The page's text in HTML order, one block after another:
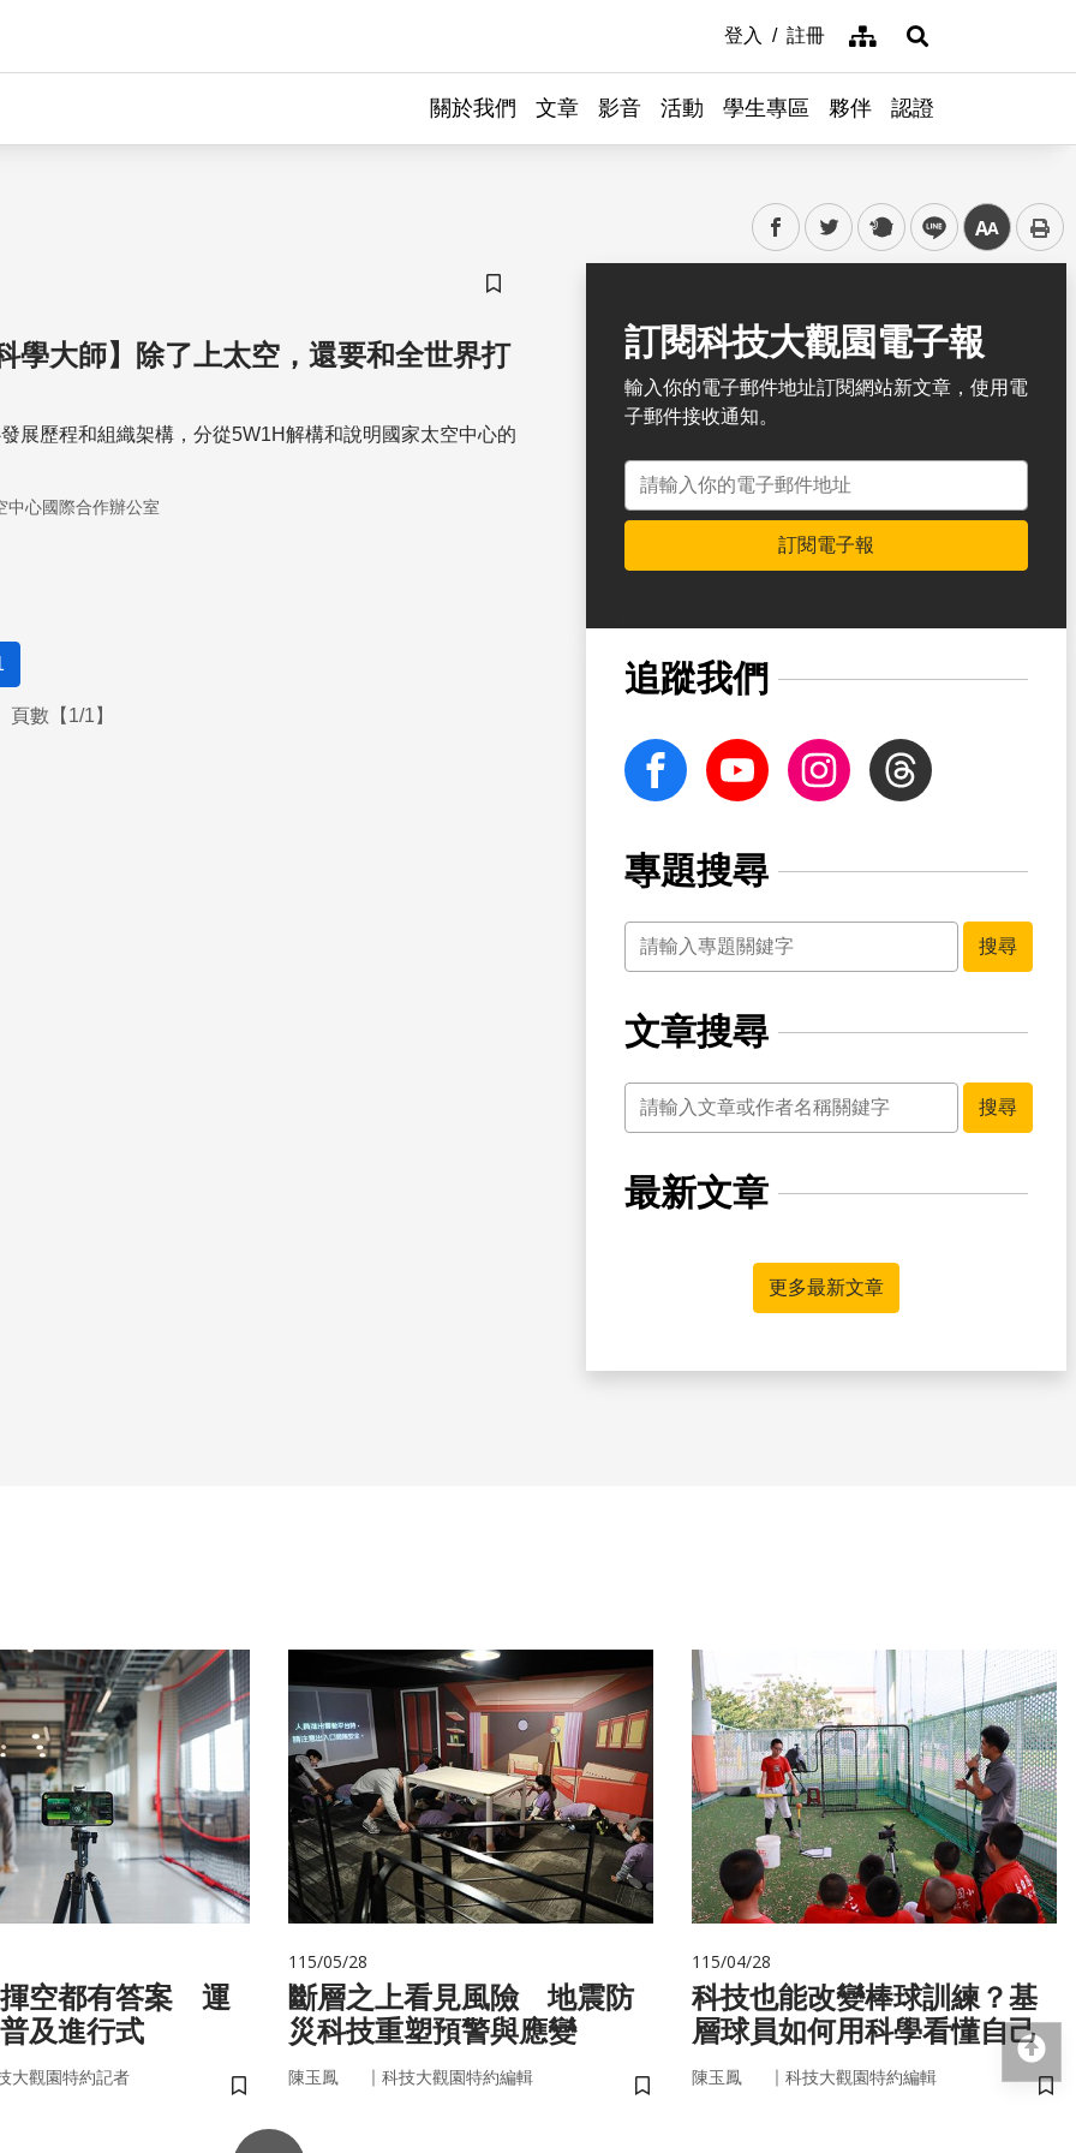
登入 註冊 網站導覽展開搜尋
關於我們 文章 影音 活動 學生專區 夥伴 認證
facebooktwitter plurk line 中
儲存書籤
學大師】除了上太空，還要和全世界打
展歷程和組織架構，分從5W1H解構和說明國家太空中心的
中心國際合作辦公室
數【1/1】
訂閱科技大觀園電子報
輸入你的電子郵件地址訂閱網站新文章，使用電
子郵件接收通知。
電子郵件地址
訂閱電子報
追蹤我們
facebook Youtube InstagramThreads
專題搜尋
關鍵字
搜尋
文章搜尋
關鍵字
搜尋
最新文章
更多最新文章
空都有答案 運
及進行式
大觀園特約記者
儲存書籤
115/05/28
斷層之上看見風險 地震防
災科技重塑預警與應變
陳玉鳳 ｜ 科技大觀園特約編輯
儲存書籤
115/04/28
科技也能改變棒球訓練？基
層球員如何用科學看懂自己
陳玉鳳 ｜ 科技大觀園特約編輯
儲
回